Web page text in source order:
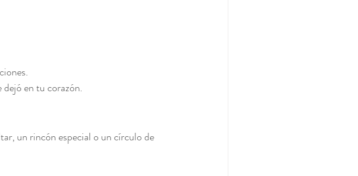
dejó en tu corazón.
un rincón especial o un círculo de